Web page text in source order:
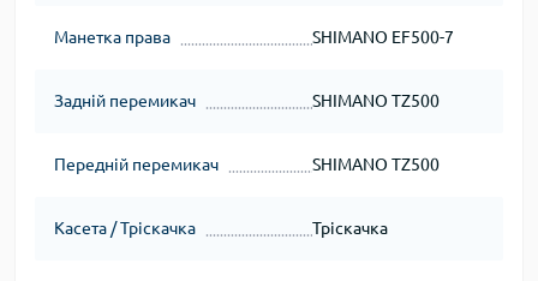
Манетка права SHIMANO EF500-7
Задній перемикач SHIMANO TZ500
Передній перемикач SHIMANO TZ500
Касета / Тріскачка Тріскачка